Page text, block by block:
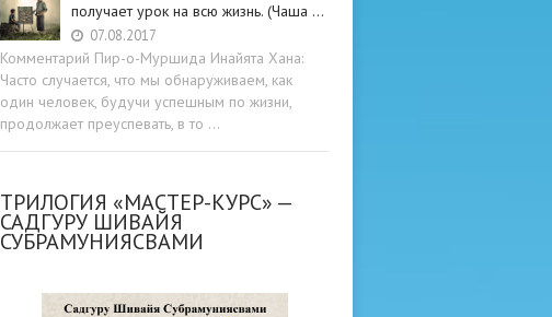
получает урок на всю жизнь. (Чаша …
07.08.2017
Комментарий Пир-о-Муршида Инайята Хана:
Часто случается, что мы обнаруживаем, как
один человек, будучи успешным по жизни,
продолжает преуспевать, в то …
ТРИЛОГИЯ «МАСТЕР-КУРС» —
САДГУРУ ШИВАЙЯ
СУБРАМУНИЯСВАМИ